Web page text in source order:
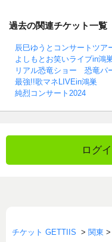
過去の関連チケット一覧
辰巳ゆうとコンサートツア
よしもとお笑いライブin鴻
リアル恐竜ショー 恐竜パ
最強!!歌マネLIVEin鴻巣
純烈コンサート2024
ログ
チケット GETTIIS > 関東 >